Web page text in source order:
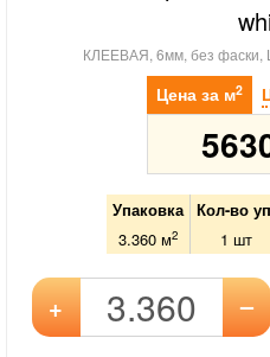
КЛЕЕВАЯ, 6мм, без фаски,
Цена за м2
Упаковка Кол-во
3.360 м2 1 шт
+ –